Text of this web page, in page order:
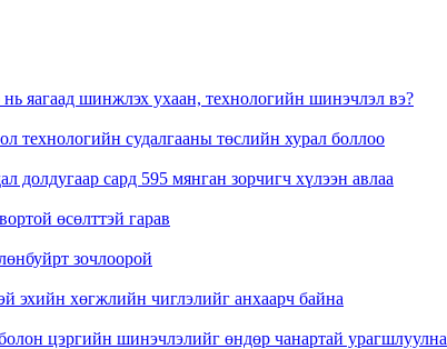
яагаад шинжлэх ухаан, технологийн шинэчлэл вэ?
технологийн судалгааны төслийн хурал боллоо
сард 595 мянган зорчигч хүлээн авлаа
өсөлттэй гарав
зочлоорой
эхийн хөгжлийн чиглэлийг анхаарч байна
цэргийн шинэчлэлийг өндөр чанартай урагшлуулна